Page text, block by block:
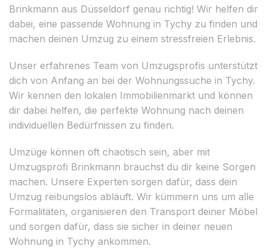
Brinkmann aus Düsseldorf genau richtig! Wir helfen dir
dabei, eine passende Wohnung in Tychy zu finden und
machen deinen Umzug zu einem stressfreien Erlebnis.
Unser erfahrenes Team von Umzugsprofis unterstützt
dich von Anfang an bei der Wohnungssuche in Tychy.
Wir kennen den lokalen Immobilienmarkt und können
dir dabei helfen, die perfekte Wohnung nach deinen
individuellen Bedürfnissen zu finden.
Umzüge können oft chaotisch sein, aber mit
Umzugsprofi Brinkmann brauchst du dir keine Sorgen
machen. Unsere Experten sorgen dafür, dass dein
Umzug reibungslos abläuft. Wir kümmern uns um alle
Formalitäten, organisieren den Transport deiner Möbel
und sorgen dafür, dass sie sicher in deiner neuen
Wohnung in Tychy ankommen.